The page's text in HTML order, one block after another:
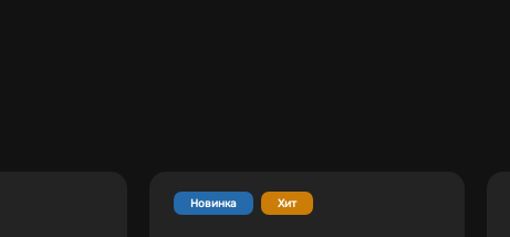
Новинка Хит